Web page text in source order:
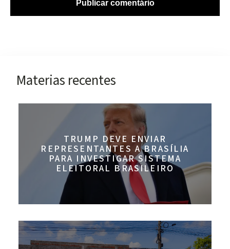
Materias recentes
TRUMP DEVE ENVIAR
REPRESENTANTES A BRASÍLIA
PARA INVESTIGAR SISTEMA
ELEITORAL BRASILEIRO